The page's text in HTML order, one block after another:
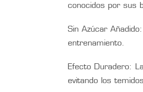
conocidos por sus
Sin Azúcar
entrenamiento.
Efecto Duradero:
evitando los